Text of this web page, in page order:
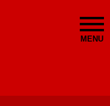
MENU